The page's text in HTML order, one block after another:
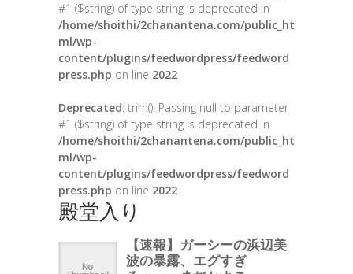
#1 ($string) of type string is deprecated in
/home/shoithi/2chanantena.com/public_ht
ml/wp-
content/plugins/feedwordpress/feedword
press.php on line 2022
Deprecated: trim(): Passing null to parameter
#1 ($string) of type string is deprecated in
/home/shoithi/2chanantena.com/public_ht
ml/wp-
content/plugins/feedwordpress/feedword
press.php on line 2022
殿堂入り